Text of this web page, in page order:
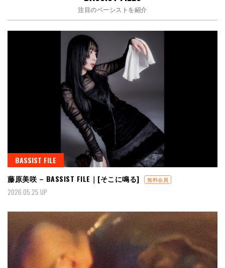
注目のベーシストを紹介
BASSIST FILE
藤原美咲 – BASSIST FILE｜[そこに鳴る]
無料会員
2026.05.25 UP